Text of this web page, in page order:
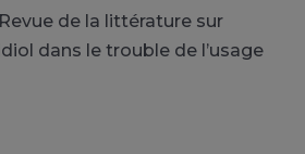
de la littérature sur
dans le trouble de l’usage